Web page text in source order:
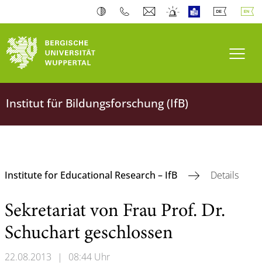
Institut für Bildungsforschung (IfB)
Institute for Educational Research – IfB Details
Sekretariat von Frau Prof. Dr.
Schuchart geschlossen
22.08.2013 | 08:44 Uhr